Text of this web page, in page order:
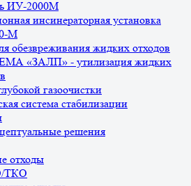
ИУ-2000М
инсинераторная установка
М
обезвреживания жидких отходов
«ЗАЛП» - утилизация жидких
газоочистки
система стабилизации
решения
отходы
ТКО